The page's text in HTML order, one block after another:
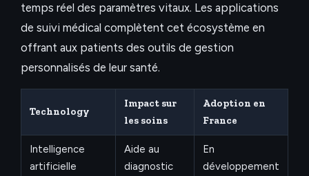
temps réel des paramètres vitaux. Les applications
de suivi médical complètent cet écosystème en
offrant aux patients des outils de gestion
personnalisés de leur santé.
Technology
Impact sur
les soins
Adoption en
France
Intelligence
artificielle
Aide au
diagnostic
En
développement